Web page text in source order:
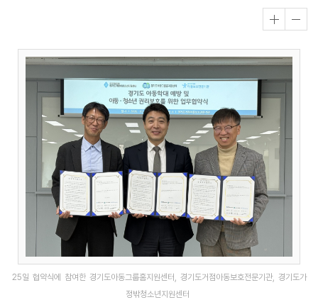
25일 협약식에 참여한 경기도아동그룹홈지원센터, 경기도거점아동보호전문기관, 경기도가
정밖청소년지원센터